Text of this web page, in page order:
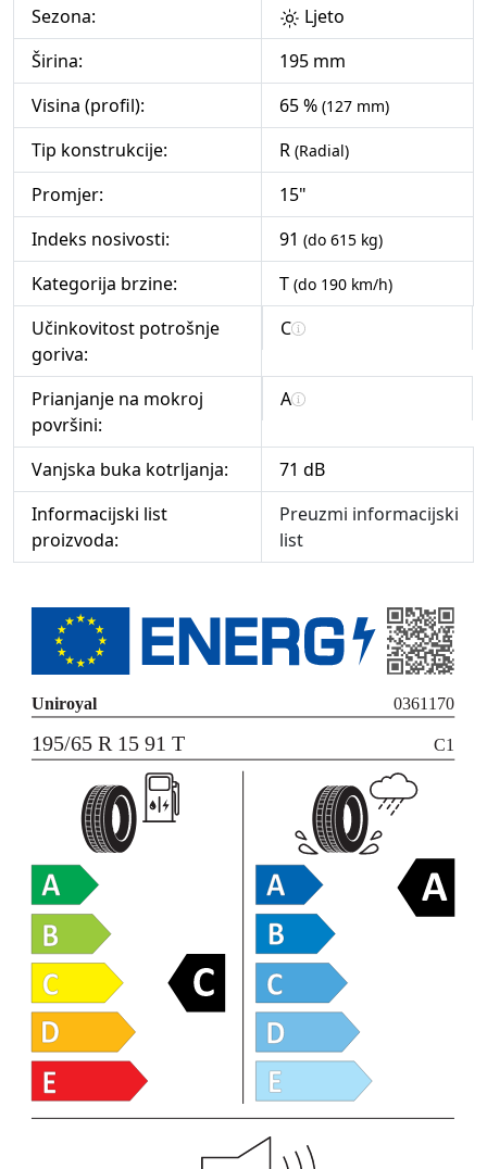
Sezona:
Ljeto
Širina:
195 mm
Visina (profil):
65 % (127 mm)
Tip konstrukcije: R (Radial)
Promjer:
15"
Indeks nosivosti:
91 (do 615 kg)
Kategorija brzine: T (do 190 km/h)
Učinkovitost potrošnje
goriva:
C
Prianjanje na mokroj
površini:
A
Vanjska buka kotrljanja:
71 dB
Informacijski list
proizvoda:
Preuzmi informacijski
list